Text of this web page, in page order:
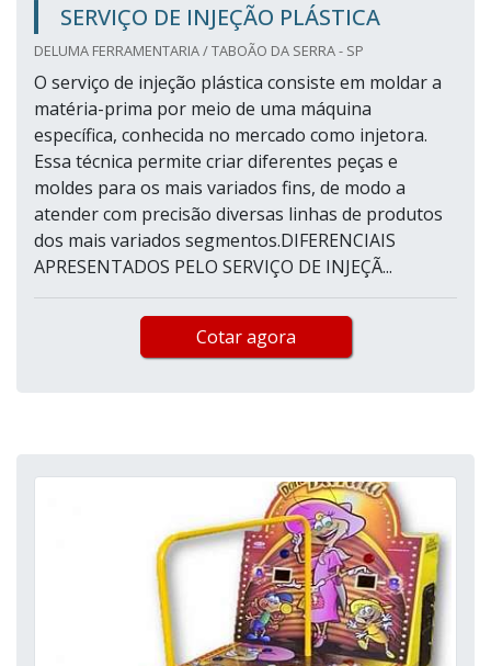
SERVIÇO DE INJEÇÃO PLÁSTICA
DELUMA FERRAMENTARIA / TABOÃO DA SERRA - SP
O serviço de injeção plástica consiste em moldar a
matéria-prima por meio de uma máquina
específica, conhecida no mercado como injetora.
Essa técnica permite criar diferentes peças e
moldes para os mais variados fins, de modo a
atender com precisão diversas linhas de produtos
dos mais variados segmentos.DIFERENCIAIS
APRESENTADOS PELO SERVIÇO DE INJEÇÃ...
Cotar agora